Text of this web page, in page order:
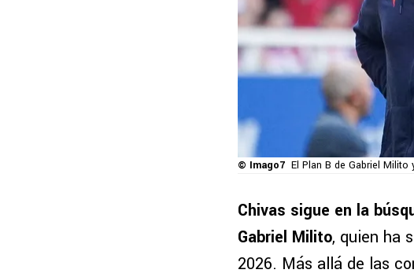
© Imago7 El Plan B de Gabriel Milito
Chivas sigue en la
Gabriel Milito, quien ha
2026. Más allá de las